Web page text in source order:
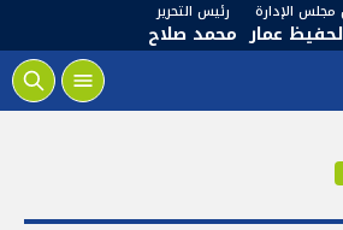
الإدارة
عمار
رئيس التحرير
محمد صلاح